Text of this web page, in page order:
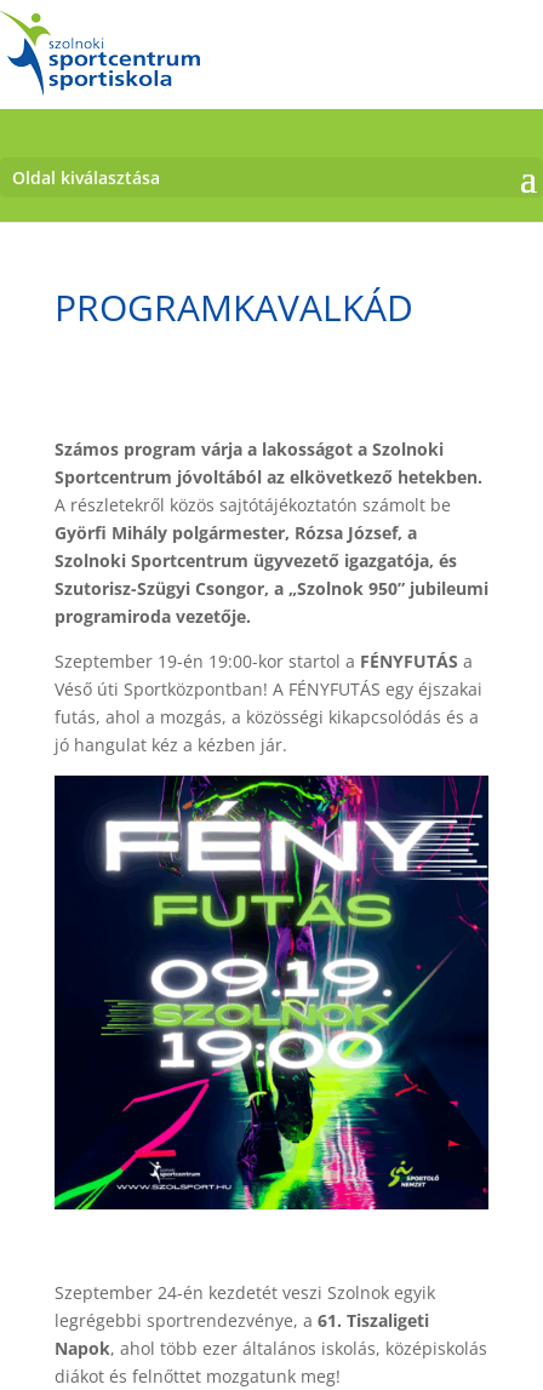
Oldal kiválasztása
PROGRAMKAVALKÁD
Számos program várja a lakosságot a Szolnoki
Sportcentrum jóvoltából az elkövetkező hetekben.
A részletekről közös sajtótájékoztatón számolt be
Györfi Mihály polgármester, Rózsa József, a
Szolnoki Sportcentrum ügyvezető igazgatója, és
Szutorisz-Szügyi Csongor, a „Szolnok 950” jubileumi
programiroda vezetője.
Szeptember 19-én 19:00-kor startol a FÉNYFUTÁS a
Véső úti Sportközpontban! A FÉNYFUTÁS egy éjszakai
futás, ahol a mozgás, a közösségi kikapcsolódás és a
jó hangulat kéz a kézben jár.
Szeptember 24-én kezdetét veszi Szolnok egyik
legrégebbi sportrendezvénye, a 61. Tiszaligeti
Napok, ahol több ezer általános iskolás, középiskolás
diákot és felnőttet mozgatunk meg!